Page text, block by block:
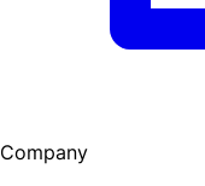
Company